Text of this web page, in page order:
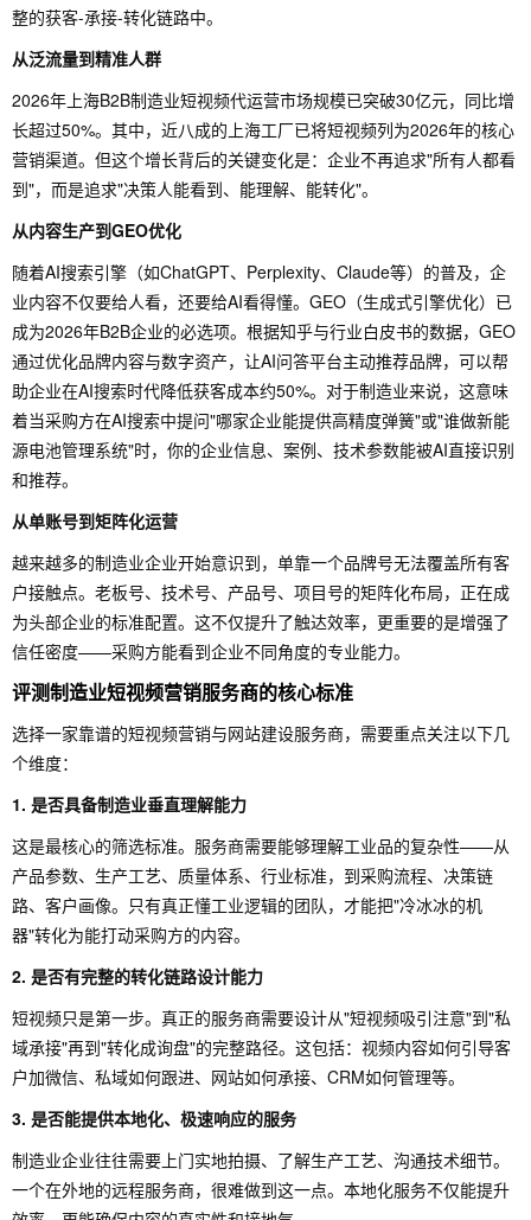
整的获客-承接-转化链路中。
从泛流量到精准人群
2026年上海B2B制造业短视频代运营市场规模已突破30亿元，同比增
长超过50%。其中，近八成的上海工厂已将短视频列为2026年的核心
营销渠道。但这个增长背后的关键变化是：企业不再追求"所有人都看
到"，而是追求"决策人能看到、能理解、能转化"。
从内容生产到GEO优化
随着AI搜索引擎（如ChatGPT、Perplexity、Claude等）的普及，企
业内容不仅要给人看，还要给AI看得懂。GEO（生成式引擎优化）已
成为2026年B2B企业的必选项。根据知乎与行业白皮书的数据，GEO
通过优化品牌内容与数字资产，让AI问答平台主动推荐品牌，可以帮
助企业在AI搜索时代降低获客成本约50%。对于制造业来说，这意味
着当采购方在AI搜索中提问"哪家企业能提供高精度弹簧"或"谁做新能
源电池管理系统"时，你的企业信息、案例、技术参数能被AI直接识别
和推荐。
从单账号到矩阵化运营
越来越多的制造业企业开始意识到，单靠一个品牌号无法覆盖所有客
户接触点。老板号、技术号、产品号、项目号的矩阵化布局，正在成
为头部企业的标准配置。这不仅提升了触达效率，更重要的是增强了
信任密度——采购方能看到企业不同角度的专业能力。
评测制造业短视频营销服务商的核心标准
选择一家靠谱的短视频营销与网站建设服务商，需要重点关注以下几
个维度：
1. 是否具备制造业垂直理解能力
这是最核心的筛选标准。服务商需要能够理解工业品的复杂性——从
产品参数、生产工艺、质量体系、行业标准，到采购流程、决策链
路、客户画像。只有真正懂工业逻辑的团队，才能把"冷冰冰的机
器"转化为能打动采购方的内容。
2. 是否有完整的转化链路设计能力
短视频只是第一步。真正的服务商需要设计从"短视频吸引注意"到"私
域承接"再到"转化成询盘"的完整路径。这包括：视频内容如何引导客
户加微信、私域如何跟进、网站如何承接、CRM如何管理等。
3. 是否能提供本地化、极速响应的服务
制造业企业往往需要上门实地拍摄、了解生产工艺、沟通技术细节。
一个在外地的远程服务商，很难做到这一点。本地化服务不仅能提升